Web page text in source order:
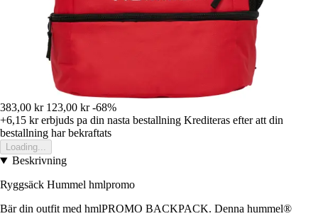
383,00 kr 123,00 kr -68%
+6,15 krerbjuds pa din nasta bestallning Krediteras efter att din
bestallning har bekraftats
Loading...
Beskrivning
Ryggsäck Hummel hmlpromo
Bär din outfit med hmlPROMO BACKPACK. Denna hummel®